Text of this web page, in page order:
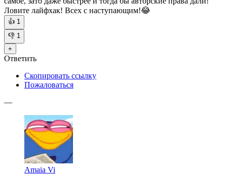
Ловите лайфхак! Всех с наступающим!😂
👍 1
👎 1
+
Ответить
Скопировать ссылку
Пожаловаться
—
Amaia Vi